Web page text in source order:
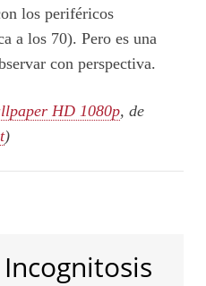
los periféricos
a los 70). Pero es una
con perspectiva.
HD 1080p, de
)